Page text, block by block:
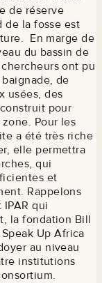
de réserve
de la fosse est
En marge de
du bassin de
ont pu
de
usées, des
pour
Pour les
a été très riche
elle permettra
qui
et
Rappelons
qui
la fondation Bill
Up Africa
au niveau
institutions